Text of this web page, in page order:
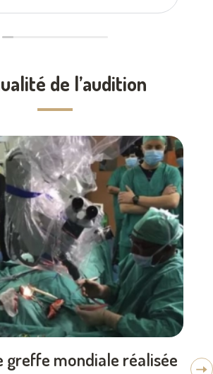
de l’audition
greffe mondiale réalisée